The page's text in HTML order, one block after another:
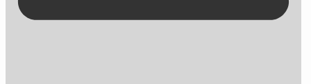
7 typer af e-mails du bør bruge, hvis